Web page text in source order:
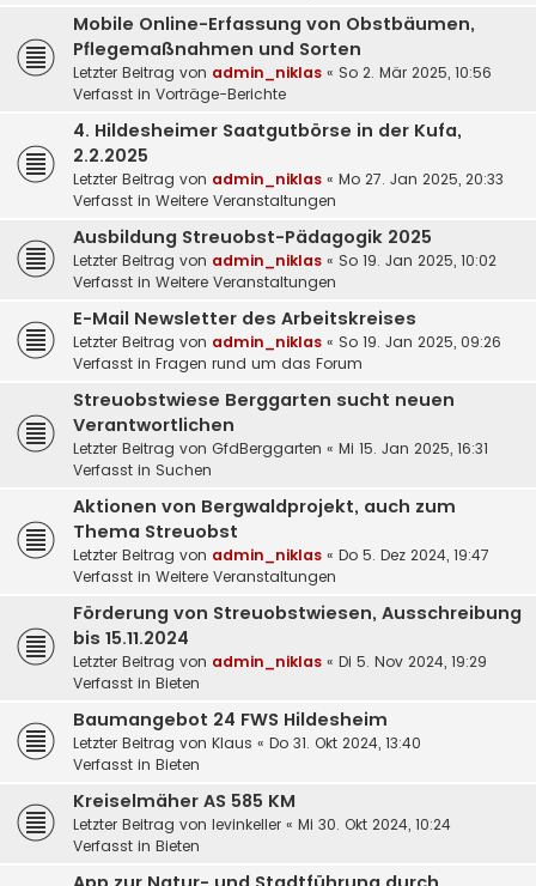
Mobile Online-Erfassung von Obstbäumen,
Pflegemaßnahmen und Sorten
Letzter Beitrag von admin_niklas « So 2. Mär 2025, 10:56
Verfasst in Vorträge-Berichte
4. Hildesheimer Saatgutbörse in der Kufa,
2.2.2025
Letzter Beitrag von admin_niklas « Mo 27. Jan 2025, 20:33
Verfasst in Weitere Veranstaltungen
Ausbildung Streuobst-Pädagogik 2025
Letzter Beitrag von admin_niklas « So 19. Jan 2025, 10:02
Verfasst in Weitere Veranstaltungen
E-Mail Newsletter des Arbeitskreises
Letzter Beitrag von admin_niklas « So 19. Jan 2025, 09:26
Verfasst in Fragen rund um das Forum
Streuobstwiese Berggarten sucht neuen
Verantwortlichen
Letzter Beitrag von GfdBerggarten « Mi 15. Jan 2025, 16:31
Verfasst in Suchen
Aktionen von Bergwaldprojekt, auch zum
Thema Streuobst
Letzter Beitrag von admin_niklas « Do 5. Dez 2024, 19:47
Verfasst in Weitere Veranstaltungen
Förderung von Streuobstwiesen, Ausschreibung
bis 15.11.2024
Letzter Beitrag von admin_niklas « Di 5. Nov 2024, 19:29
Verfasst in Bieten
Baumangebot 24 FWS Hildesheim
Letzter Beitrag von Klaus « Do 31. Okt 2024, 13:40
Verfasst in Bieten
Kreiselmäher AS 585 KM
Letzter Beitrag von levinkeller « Mi 30. Okt 2024, 10:24
Verfasst in Bieten